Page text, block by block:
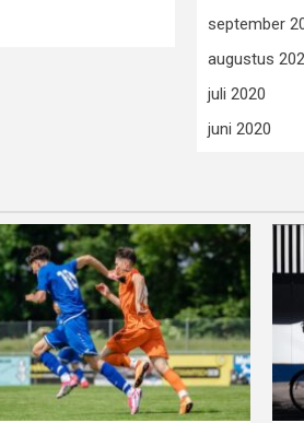
september
augustus
juli 2020
juni 2020